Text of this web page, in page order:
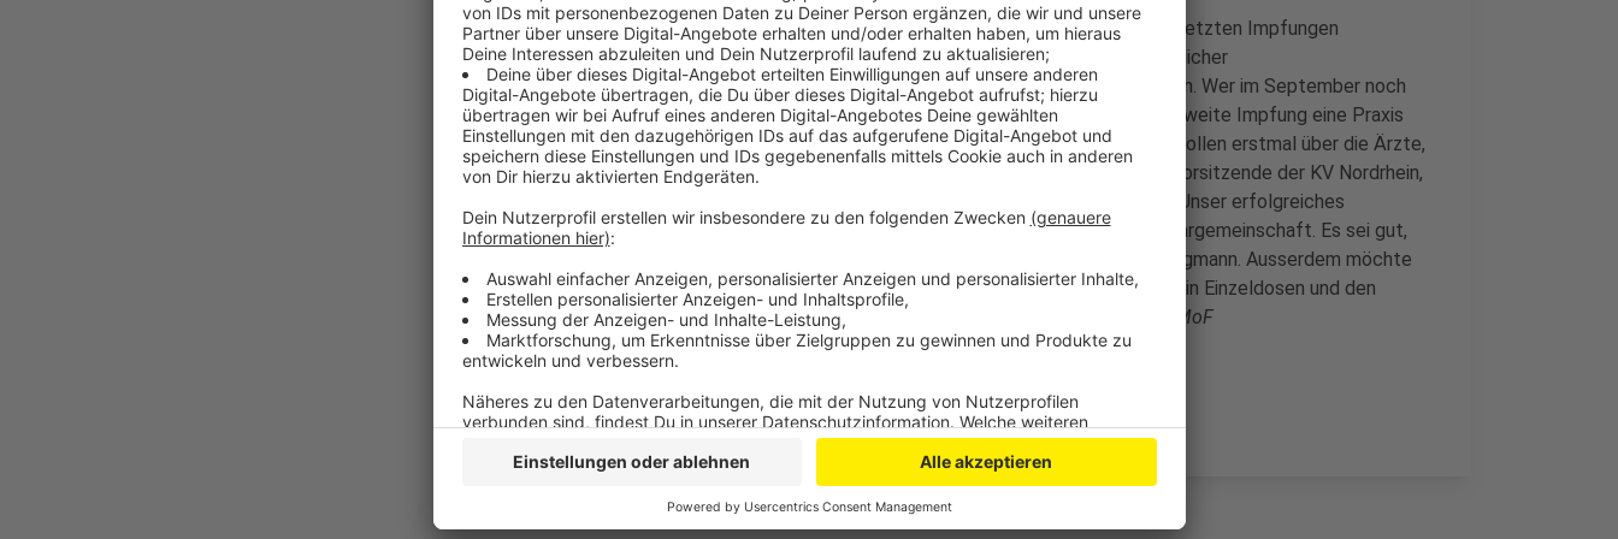
Im Bonner Impfzentrum werden sogar morgen (02.09.) schon die letzten Impfungen
durchgeführt. Die weiteren Corona-Impfungen einschließlich möglicher
Auffrischungsimpfungen sollen dann in den Arztpraxen stattfinden. Wer im September noch
eine Impfung in einem Zentrum bekommt, der sollte sich für die zweite Impfung eine Praxis
suchen, so die KV. Auch die Auffrisch-Impfungen in Pflegeheime sollen erstmal über die Ärzte,
die eh die Heime besuchen durchgeführt werden. Der Vorstandsvorsitzende der KV Nordrhein,
Frank Bergmann, wirbt auch noch einmal für die Corona-Impfung: Unser erfolgreiches
Gesundheitssystem fuße letztendlich auf dem System der Solidargemeinschaft. Es sei gut,
sich das in diesem Kontext nochmal in Erinnerung zu rufen, so Bergmann. Ausserdem möchte
die KV weniger Bürokratie rund um die Impfung, eine Auslieferung in Einzeldosen und den
Wechsel zurück zur normalen Terminvereinbarung in den Praxen.
MoF
Anzeige